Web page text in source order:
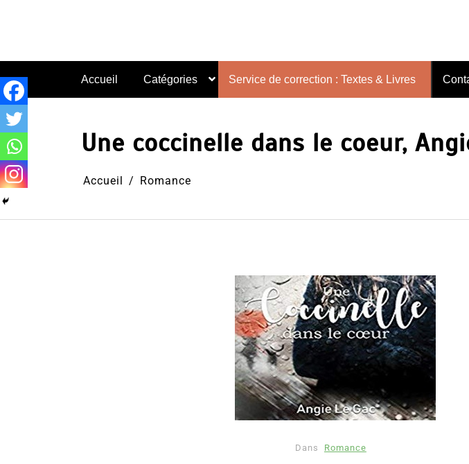
Accueil Catégories Service de correction : Textes & Livres
Une coccinelle dans le coeur,
Accueil Romance
Dans Romance